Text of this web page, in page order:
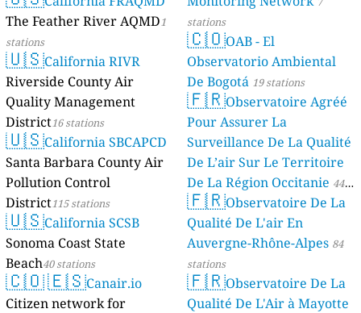
The Feather River AQMD1
stations
🇺🇸California RIVR
Riverside County Air
Quality Management
District16 stations
🇺🇸California SBCAPCD
Santa Barbara County Air
Pollution Control
District115 stations
🇺🇸California SCSB
Sonoma Coast State
Beach40 stations
🇨🇴🇪🇸Canair.io
Citizen network for
stations
🇨🇴OAB - El
Observatorio Ambiental
De Bogotá 19 stations
🇫🇷Observatoire Agréé
Pour Assurer La
Surveillance De La Qualité
De L’air Sur Le Territoire
De La Région Occitanie 44
stations
🇫🇷Observatoire De La
Qualité De L'air En
Auvergne-Rhône-Alpes 84
stations
🇫🇷Observatoire De La
Qualité De L'Air à Mayotte